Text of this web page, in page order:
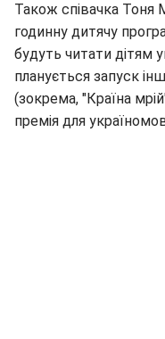
Також співачка Тоня
годинну дитячу
будуть читати дітям
планується запуск
(зокрема, "Країна
премія для